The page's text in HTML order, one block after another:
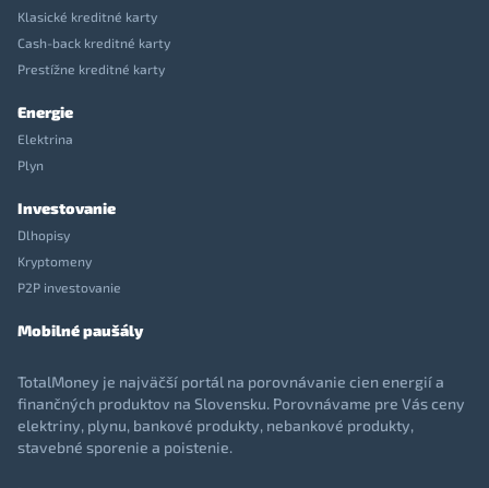
Klasické kreditné karty
Cash-back kreditné karty
Prestížne kreditné karty
Energie
Elektrina
Plyn
Investovanie
Dlhopisy
Kryptomeny
P2P investovanie
Mobilné paušály
TotalMoney je najväčší portál na porovnávanie cien energií a
finančných produktov na Slovensku. Porovnávame pre Vás ceny
elektriny, plynu, bankové produkty, nebankové produkty,
stavebné sporenie a poistenie.